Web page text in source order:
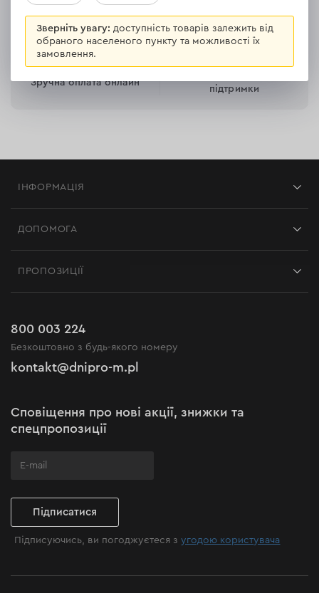
Зручна оплата онлайн
підтримки
ІНФОРМАЦІЯ
Регламент інтернет-магазину
Політика конфіденційності
ДОПОМОГА
Гарантія та сервіс
Рекламації та скарги
Налаштування cookies
Поширені запитання
ПРОПОЗИЦІЇ
Новинки
800 003 224
Безкоштовно з будь-якого номеру
kontakt@dnipro-m.pl
Сповіщення про нові акції, знижки та
спецпропозиції
Підписатися
Підписуючись, ви погоджуєтеся зугодою користувача
Зверніть увагу: доступність товарів залежить від
обраного населеного пункту та можливості їх
замовлення.